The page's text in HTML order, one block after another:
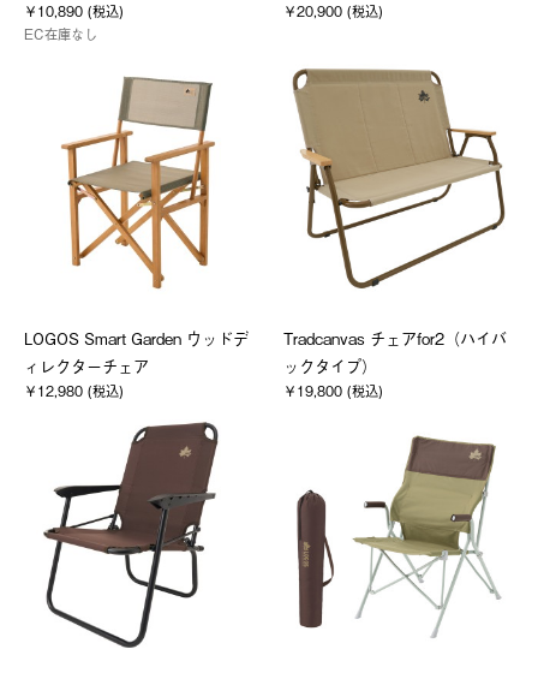
￥10,890 (税込)
EC在庫なし
￥20,900 (税込)
LOGOS Smart Garden ウッドデ
ィレクターチェア
￥12,980 (税込)
Tradcanvas チェアfor2（ハイバ
ックタイプ）
￥19,800 (税込)